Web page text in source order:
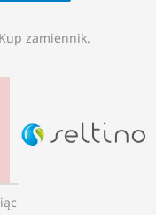
zamiennik.